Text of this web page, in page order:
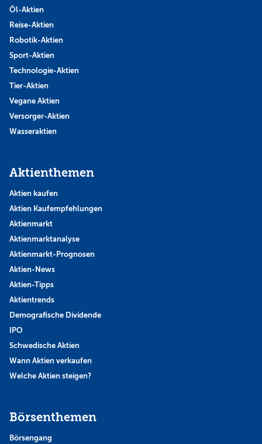
Öl-Aktien
Reise-Aktien
Robotik-Aktien
Sport-Aktien
Technologie-Aktien
Tier-Aktien
Vegane Aktien
Versorger-Aktien
Wasseraktien
Aktienthemen
Aktien kaufen
Aktien Kaufempfehlungen
Aktienmarkt
Aktienmarktanalyse
Aktienmarkt-Prognosen
Aktien-News
Aktien-Tipps
Aktientrends
Demografische Dividende
IPO
Schwedische Aktien
Wann Aktien verkaufen
Welche Aktien steigen?
Börsenthemen
Börsengang